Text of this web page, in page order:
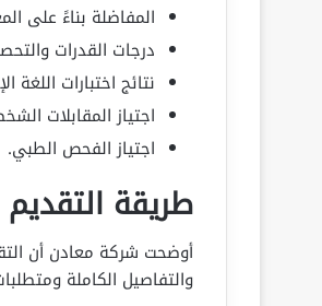
المفاضلة بناءً على
درجات القدرات
نتائج اختبارات اللغة
اجتياز المقابلات
اجتياز الفحص الطبي.
طريقة التقديم
أوضحت شركة معادن أن
والتفاصيل الكاملة